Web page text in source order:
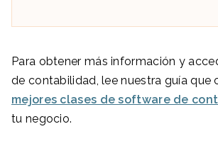
Para obtener más información y
de contabilidad, lee nuestra guía que
mejores clases de software de
tu negocio.